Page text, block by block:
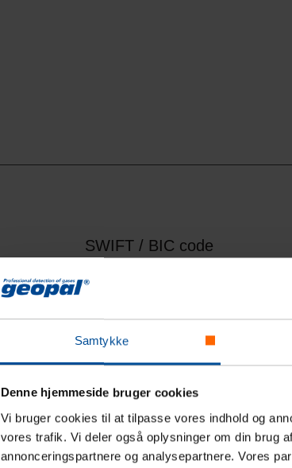
Samtykke
Denne hjemmeside bruger cookies
Vi bruger cookies til at tilpasse vores indhold og
vores trafik. Vi deler også oplysninger om din brug
annonceringspartnere og analysepartnere. Vores
SWIFT / BIC code
requried
IBAN no.
DK0376200002005815 (DKK)
DK3276200003007497 (EUR)